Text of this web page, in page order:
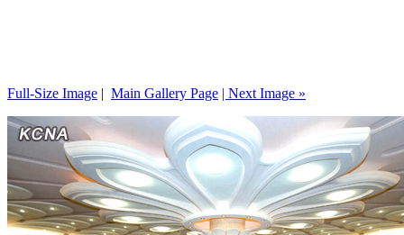
Full-Size Image | Main Gallery Page | Next Image »